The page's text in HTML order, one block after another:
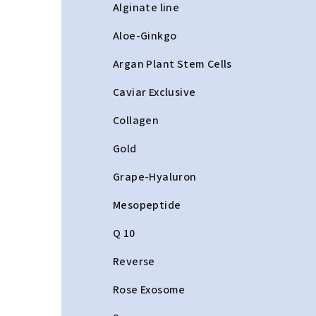
Alginate line
Aloe-Ginkgo
Argan Plant Stem Cells
Caviar Exclusive
Collagen
Gold
Grape-Hyaluron
Mesopeptide
Q 10
Reverse
Rose Exosome